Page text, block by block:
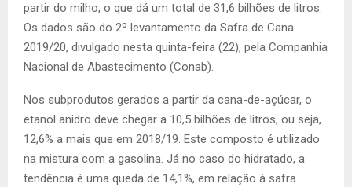
partir do milho, o que dá um total de 31,6 bilhões de litros.
Os dados são do 2º levantamento da Safra de Cana
2019/20, divulgado nesta quinta-feira (22), pela Companhia
Nacional de Abastecimento (Conab).
Nos subprodutos gerados a partir da cana-de-açúcar, o
etanol anidro deve chegar a 10,5 bilhões de litros, ou seja,
12,6% a mais que em 2018/19. Este composto é utilizado
na mistura com a gasolina. Já no caso do hidratado, a
tendência é uma queda de 14,1%, em relação à safra